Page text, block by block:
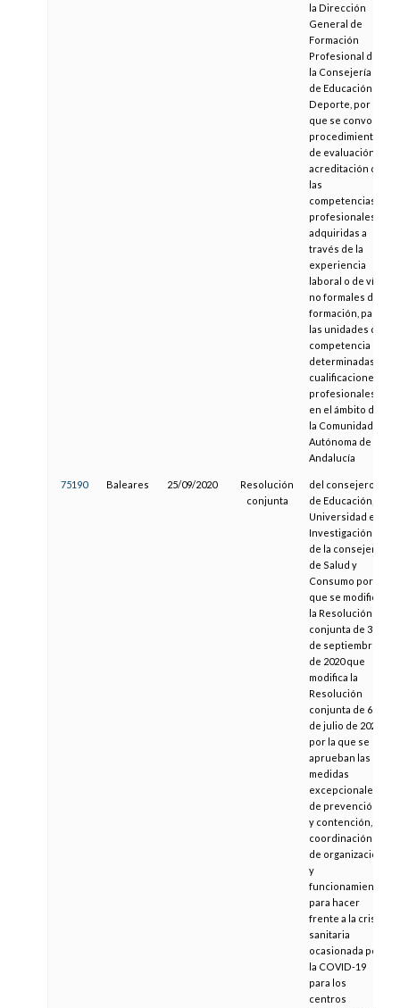
la Dirección
General de
Formación
Profesional de
la Consejería
de Educación y
Deporte, por la
que se convoca
procedimiento
de evaluación y
acreditación de
las
competencias
profesionales
adquiridas a
través de la
experiencia
laboral o de vías
no formales de
formación, para
las unidades de
competencia de
determinadas
cualificaciones
profesionales,
en el ámbito de
la Comunidad
Autónoma de
Andalucía
75190 Baleares 25/09/2020
Resolución
conjunta
del consejero
de Educación,
Universidad e
Investigación y
de la consejera
de Salud y
Consumo por la
que se modifica
la Resolución
conjunta de 3
de septiembre
de 2020 que
modifica la
Resolución
conjunta de 6
de julio de 2020
por la que se
aprueban las
medidas
excepcionales
de prevención
y contención,
coordinación y
de organización
y
funcionamiento
para hacer
frente a la crisis
sanitaria
ocasionada por
la COVID-19
para los
centros